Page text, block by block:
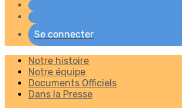
Se connecter
Notre histoire
Notre équipe
Documents Officiels
Dans la Presse